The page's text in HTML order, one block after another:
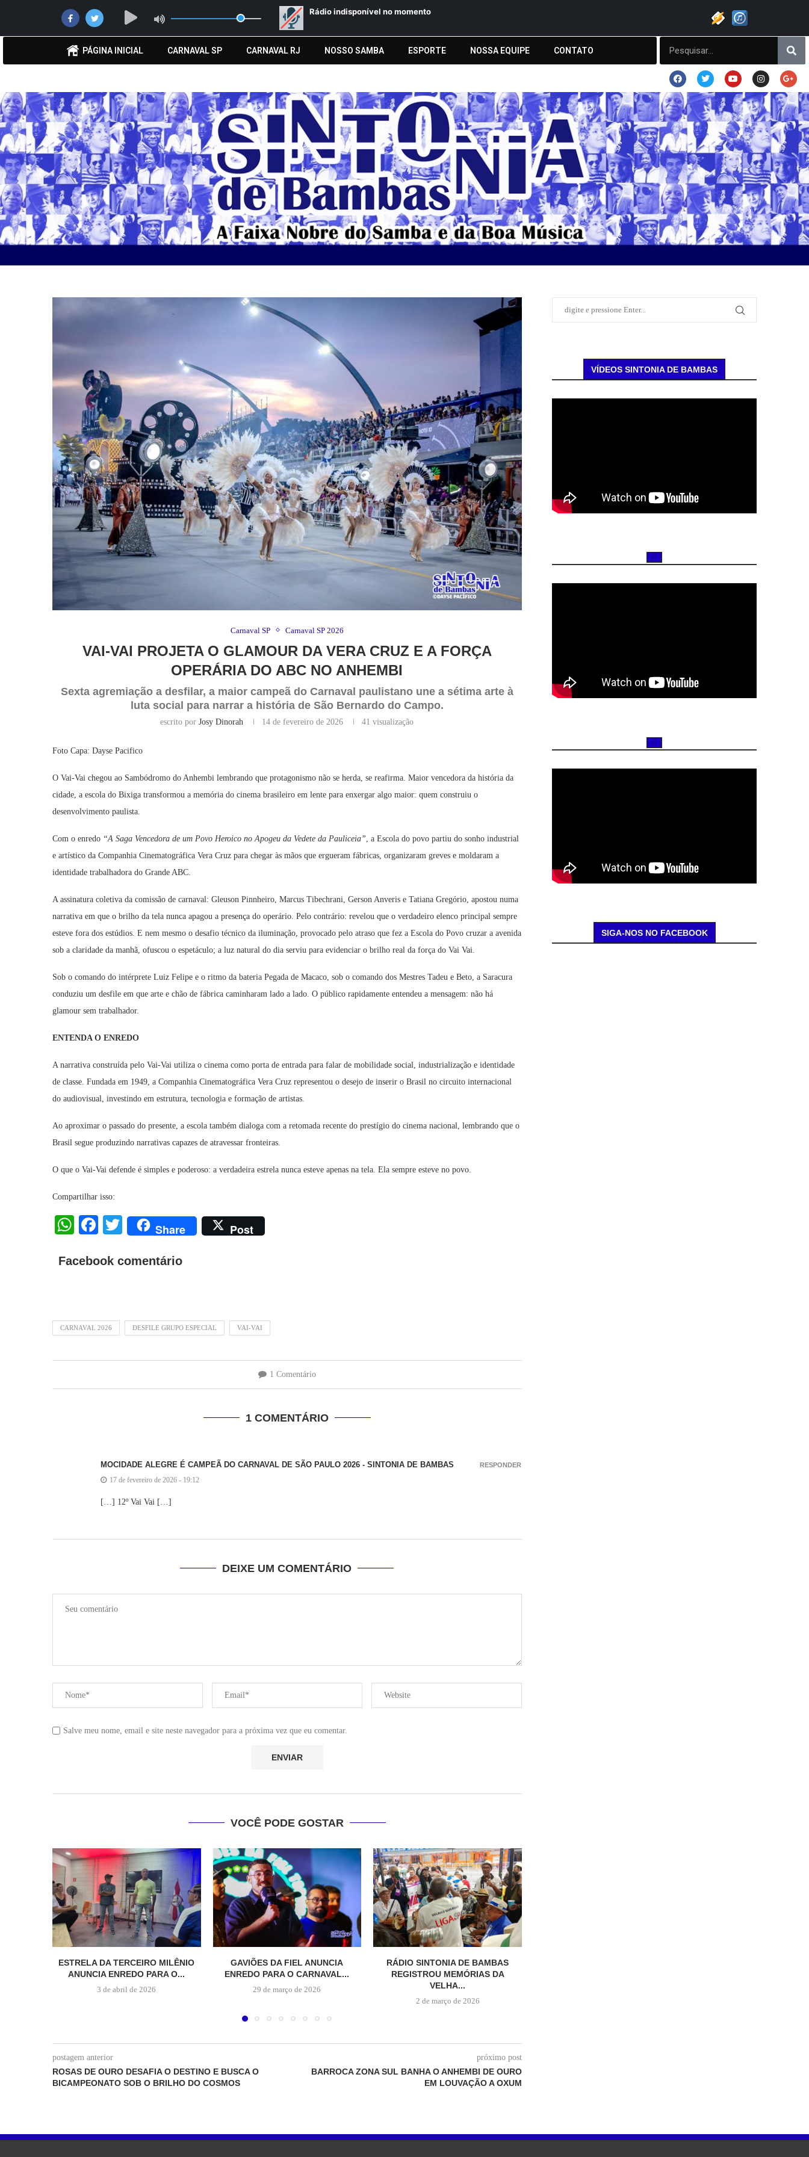
PÁGINA INICIAL CARNAVAL SP CARNAVAL RJ NOSSO SAMBA ESPORTE NOSSA EQUIPE CONTATO
Carnaval SP Carnaval SP 2026
VAI-VAI PROJETA O GLAMOUR DA VERA CRUZ E A FORÇA
OPERÁRIA DO ABC NO ANHEMBI
Sexta agremiação a desfilar, a maior campeã do Carnaval paulistano une a sétima arte à
luta social para narrar a história de São Bernardo do Campo.
escrito porJosy Dinorah 14 de fevereiro de 2026 41 visualização
Foto Capa: Dayse Pacifico
O Vai-Vai chegou ao Sambódromo do Anhembi lembrando que protagonismo não se herda, se reafirma. Maior vencedora da história da
cidade, a escola do Bixiga transformou a memória do cinema brasileiro em lente para enxergar algo maior: quem construiu o
desenvolvimento paulista.
Com o enredo “A Saga Vencedora de um Povo Heroico no Apogeu da Vedete da Pauliceia” , a Escola do povo partiu do sonho industrial
e artístico da Companhia Cinematográfica Vera Cruz para chegar às mãos que ergueram fábricas, organizaram greves e moldaram a
identidade trabalhadora do Grande ABC.
A assinatura coletiva da comissão de carnaval: Gleuson Pinnheiro, Marcus Tibechrani, Gerson Anveris e Tatiana Gregório, apostou numa
narrativa em que o brilho da tela nunca apagou a presença do operário. Pelo contrário: revelou que o verdadeiro elenco principal sempre
esteve fora dos estúdios. E nem mesmo o desafio técnico da iluminação, provocado pelo atraso que fez a Escola do Povo cruzar a avenida
sob a claridade da manhã, ofuscou o espetáculo; a luz natural do dia serviu para evidenciar o brilho real da força do Vai Vai.
Sob o comando do intérprete Luiz Felipe e o ritmo da bateria Pegada de Macaco, sob o comando dos Mestres Tadeu e Beto, a Saracura
conduziu um desfile em que arte e chão de fábrica caminharam lado a lado. O público rapidamente entendeu a mensagem: não há
glamour sem trabalhador.
ENTENDA O ENREDO
A narrativa construída pelo Vai-Vai utiliza o cinema como porta de entrada para falar de mobilidade social, industrialização e identidade
de classe. Fundada em 1949, a Companhia Cinematográfica Vera Cruz representou o desejo de inserir o Brasil no circuito internacional
do audiovisual, investindo em estrutura, tecnologia e formação de artistas.
Ao aproximar o passado do presente, a escola também dialoga com a retomada recente do prestígio do cinema nacional, lembrando que o
Brasil segue produzindo narrativas capazes de atravessar fronteiras.
O que o Vai-Vai defende é simples e poderoso: a verdadeira estrela nunca esteve apenas na tela. Ela sempre esteve no povo.
Compartilhar isso:
WhatsApp
Facebook
Twitter
Share Post
Facebook comentário
CARNAVAL 2026 DESFILE GRUPO ESPECIAL VAI-VAI
1 Comentário
1 COMENTÁRIO
MOCIDADE ALEGRE É CAMPEÃ DO CARNAVAL DE SÃO PAULO 2026 - SINTONIA DE BAMBAS
17 de fevereiro de 2026 - 19:12
[…] 12º Vai Vai […]
RESPONDER
DEIXE UM COMENTÁRIO
Salve meu nome, email e site neste navegador para a próxima vez que eu comentar.
VOCÊ PODE GOSTAR
ESTRELA DA TERCEIRO MILÊNIO
ANUNCIA ENREDO PARA O...
3 de abril de 2026
GAVIÕES DA FIEL ANUNCIA
ENREDO PARA O CARNAVAL...
29 de março de 2026
RÁDIO SINTONIA DE BAMBAS
REGISTROU MEMÓRIAS DA
VELHA...
2 de março de 2026
postagem anterior
ROSAS DE OURO DESAFIA O DESTINO E BUSCA O
BICAMPEONATO SOB O BRILHO DO COSMOS
próximo post
BARROCA ZONA SUL BANHA O ANHEMBI DE OURO
EM LOUVAÇÃO A OXUM
VÍDEOS SINTONIA DE BAMBAS
SIGA-NOS NO FACEBOOK